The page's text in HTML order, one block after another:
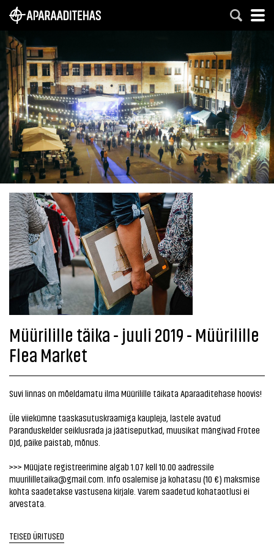
Müürilille täika - juuli 2019 - Müürilille
Flea Market
Suvi linnas on mõeldamatu ilma Müürilille täikata Aparaaditehase hoovis!
Üle viiekümne taaskasutuskraamiga kaupleja, lastele avatud
Paranduskelderseiklusrada ja jäätiseputkad, muusikat mängivad Frotee
DJd, päike paistab, mõnus.
>>> Müüjate registreerimine algab 1.07 kell 10.00 aadressile
muurililletaika@gmail.com. Info osalemise ja kohatasu (10 €) maksmise
kohta saadetakse vastusena kirjale. Varem saadetud kohataotlusi ei
arvestata.
TEISED ÜRITUSED